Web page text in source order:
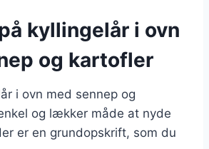
kyllingelår i ovn
og kartofler
i ovn med sennep og
og lækker måde at nyde
er en grundopskrift, som du